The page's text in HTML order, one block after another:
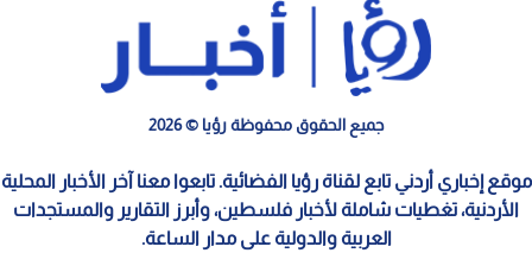
جميع الحقوق محفوظة رؤيا © 2026
موقع إخباري أردني تابع لقناة رؤيا الفضائية. تابعوا معنا آخر الأخبار المحلية
الأردنية، تغطيات شاملة لأخبار فلسطين، وأبرز التقارير والمستجدات
العربية والدولية على مدار الساعة.